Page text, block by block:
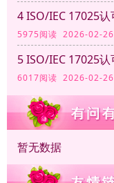
4 ISO/IEC 17025认
5975阅读 2026-02-
5 ISO/IEC 17025
6017阅读 2026-02-
暂无数据